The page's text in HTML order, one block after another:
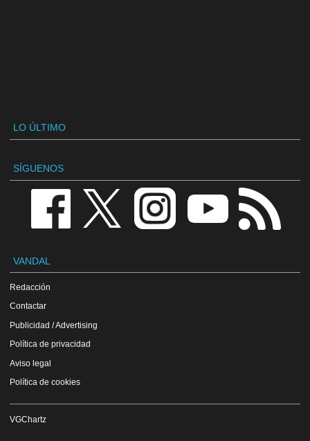
LO ÚLTIMO
SÍGUENOS
VANDAL
Redacción
Contactar
Publicidad / Advertising
Política de privacidad
Aviso legal
Política de cookies
VGChartz